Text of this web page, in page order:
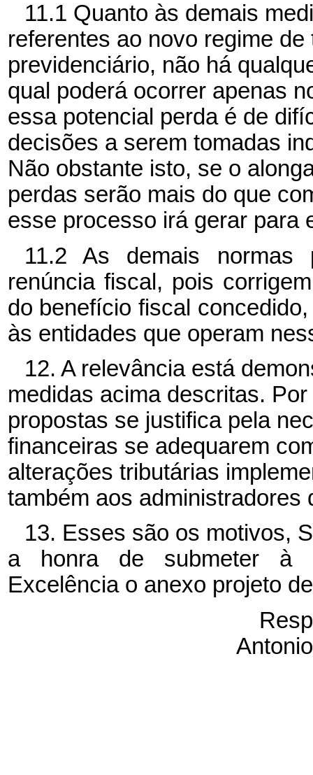
11.1 Quanto às demais
referentes ao novo regime
previdenciário, não há
qual poderá ocorrer apenas
essa potencial perda é de
decisões a serem tomadas
Não obstante isto, se o
perdas serão mais do que
esse processo irá gerar para
11.2 As demais normas
renúncia fiscal, pois
do benefício fiscal
às entidades que operam
12. A relevância está
medidas acima descritas.
propostas se justifica pela
financeiras se adequarem
alterações tributárias
também aos administradores
13. Esses são os motivos,
a honra de submeter à
Excelência o anexo projeto